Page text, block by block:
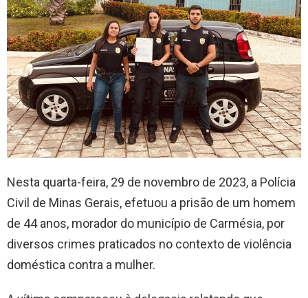
Nesta quarta-feira, 29 de novembro de 2023, a Polícia
Civil de Minas Gerais, efetuou a prisão de um homem
de 44 anos, morador do município de Carmésia, por
diversos crimes praticados no contexto de violência
doméstica contra a mulher.